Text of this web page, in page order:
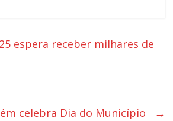
espera receber milhares de
celebra Dia do Município →